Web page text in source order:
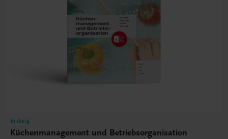
Bildung
Küchenmanagement und Betriebsorganisation